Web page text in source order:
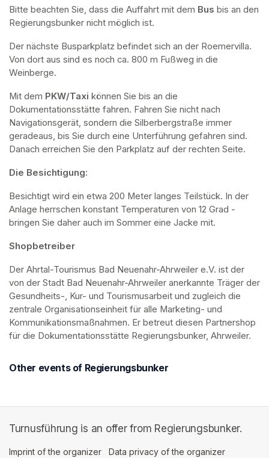
Bitte beachten Sie, dass die Auffahrt mit dem Bus bis an den
Regierungsbunker nicht möglich ist.
Der nächste Busparkplatz befindet sich an der Roemervilla.
Von dort aus sind es noch ca. 800 m Fußweg in die
Weinberge.
Mit dem PKW/Taxi können Sie bis an die
Dokumentationsstätte fahren. Fahren Sie nicht nach
Navigationsgerät, sondern die Silberbergstraße immer
geradeaus, bis Sie durch eine Unterführung gefahren sind.
Danach erreichen Sie den Parkplatz auf der rechten Seite.
Die Besichtigung:
Besichtigt wird ein etwa 200 Meter langes Teilstück. In der
Anlage herrschen konstant Temperaturen von 12 Grad -
bringen Sie daher auch im Sommer eine Jacke mit.
Shopbetreiber
Der Ahrtal-Tourismus Bad Neuenahr-Ahrweiler e.V. ist der
von der Stadt Bad Neuenahr-Ahrweiler anerkannte Träger der
Gesundheits-, Kur- und Tourismusarbeit und zugleich die
zentrale Organisationseinheit für alle Marketing- und
Kommunikationsmaßnahmen. Er betreut diesen Partnershop
für die Dokumentationsstätte Regierungsbunker, Ahrweiler.
Other events of Regierungsbunker
Turnusführung is an offer from Regierungsbunker.
Imprint of the organizer (opens in a new tab)
Data privacy of the organizer